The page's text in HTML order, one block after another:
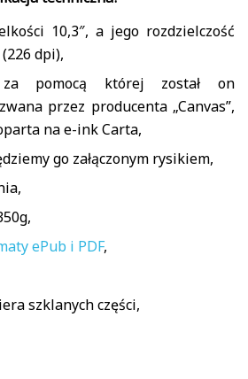
10,3″, a jego rozdzielczość
dpi),
za pomocą której został on
przez producenta „Canvas”,
na e-ink Carta,
go załączonym rysikiem,
ePub i PDF,
szklanych części,